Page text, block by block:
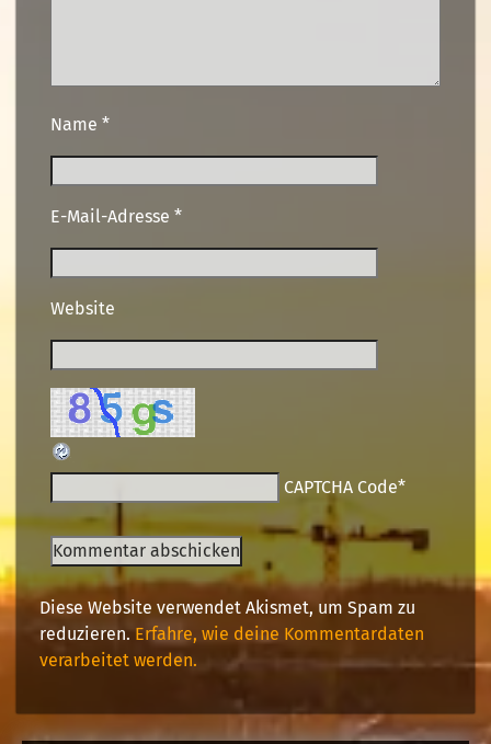
Name *
E-Mail-Adresse *
Website
CAPTCHA Code*
Diese Website verwendet Akismet, um Spam zu
reduzieren. Erfahre, wie deine Kommentardaten
verarbeitet werden.